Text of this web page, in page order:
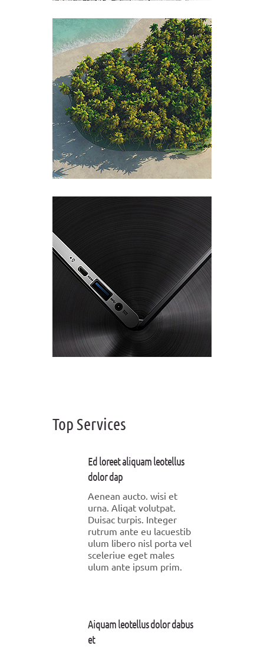
Top Services
Ed loreet aliquam leotellus
dolor dap
Aenean aucto. wisi et
urna. Aliqat volutpat.
Duisac turpis. Integer
rutrum ante eu lacuestib
ulum libero nisl porta vel
sceleriue eget males
ulum ante ipsum prim.
Aiquam leotellus dolor dabus
et